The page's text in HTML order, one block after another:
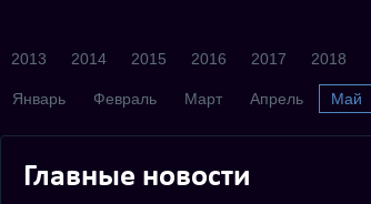
2013 2014 2015 2016 2017 2018
Январь Февраль Март Апрель Май
Главные новости